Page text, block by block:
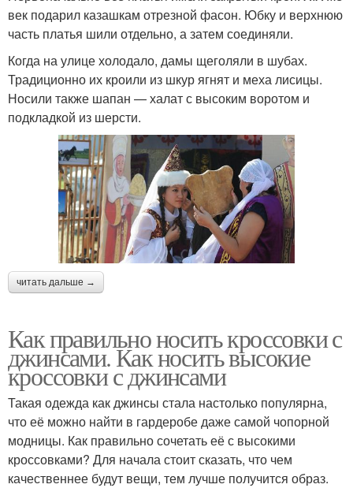
век подарил казашкам отрезной фасон. Юбку и верхнюю
часть платья шили отдельно, а затем соединяли.
Когда на улице холодало, дамы щеголяли в шубах.
Традиционно их кроили из шкур ягнят и меха лисицы.
Носили также шапан — халат с высоким воротом и
подкладкой из шерсти.
читать дальше →
Как правильно носить кроссовки с
джинсами. Как носить высокие
кроссовки с джинсами
Такая одежда как джинсы стала настолько популярна,
что её можно найти в гардеробе даже самой чопорной
модницы. Как правильно сочетать её с высокими
кроссовками? Для начала стоит сказать, что чем
качественнее будут вещи, тем лучше получится образ.